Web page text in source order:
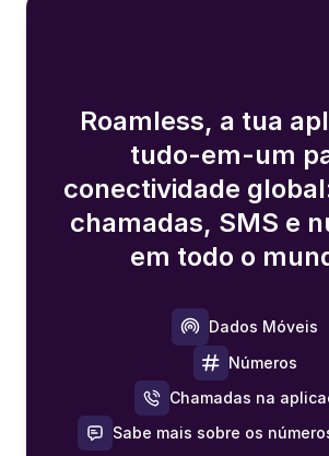
Roamless, a tua
tudo-em-um
conectividade
chamadas, SMS e
em todo o
Dados Móveis
Números
Chamadas na
Sabe mais sobre os